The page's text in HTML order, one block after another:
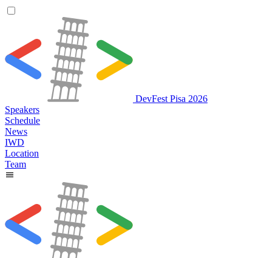
DevFest Pisa 2026
Speakers
Schedule
News
IWD
Location
Team